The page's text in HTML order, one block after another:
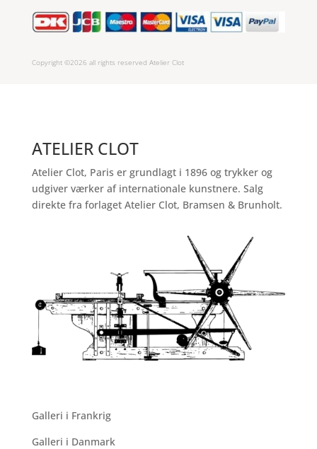
Copyright ©2026 all rights reserved Atelier Clot
ATELIER CLOT
Atelier Clot, Paris er grundlagt i 1896 og trykker og
udgiver værker af internationale kunstnere. Salg
direkte fra forlaget Atelier Clot, Bramsen & Brunholt.
Galleri i Frankrig
Galleri i Danmark